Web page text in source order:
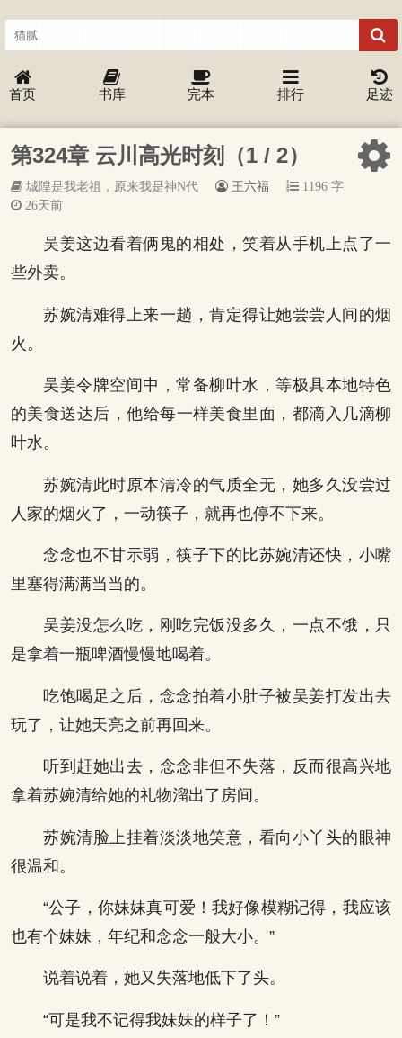
首页 书库 完本 排行 足迹
第324章 云川高光时刻（1 / 2）
城隍是我老祖，原来我是神N代 王六福
1196 字
26天前
吴姜这边看着俩鬼的相处，笑着从手机上点了一
些外卖。
苏婉清难得上来一趟，肯定得让她尝尝人间的烟
火。
吴姜令牌空间中，常备柳叶水，等极具本地特色
的美食送达后，他给每一样美食里面，都滴入几滴柳
叶水。
苏婉清此时原本清冷的气质全无，她多久没尝过
人家的烟火了，一动筷子，就再也停不下来。
念念也不甘示弱，筷子下的比苏婉清还快，小嘴
里塞得满满当当的。
吴姜没怎么吃，刚吃完饭没多久，一点不饿，只
是拿着一瓶啤酒慢慢地喝着。
吃饱喝足之后，念念拍着小肚子被吴姜打发出去
玩了，让她天亮之前再回来。
听到赶她出去，念念非但不失落，反而很高兴地
拿着苏婉清给她的礼物溜出了房间。
苏婉清脸上挂着淡淡地笑意，看向小丫头的眼神
很温和。
“公子，你妹妹真可爱！我好像模糊记得，我应该
也有个妹妹，年纪和念念一般大小。”
说着说着，她又失落地低下了头。
“可是我不记得我妹妹的样子了！”